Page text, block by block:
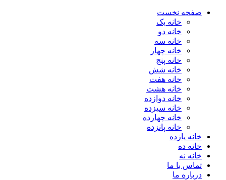
صفحه نخست
خانه یک
خانه دو
خانه سه
خانه چهار
خانه پنج
خانه شش
خانه هفت
خانه هشت
خانه دوازده
خانه سیزده
خانه چهارده
خانه پانزده
خانه یازده
خانه ده
خانه نه
تماس با ما
درباره ما